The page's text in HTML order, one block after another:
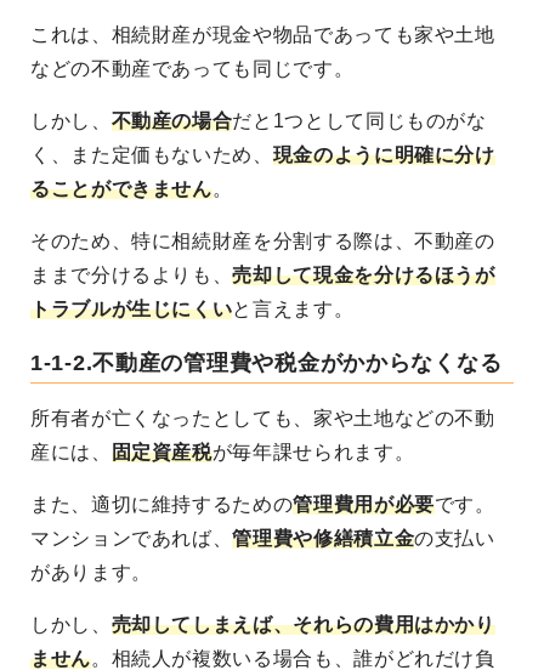
これは、相続財産が現金や物品であっても家や土地
などの不動産であっても同じです。
しかし、 不動産の場合だと1つとして同じものがな
く、また定価もないため、 現金のように明確に分け
ることができません。
そのため、特に相続財産を分割する際は、不動産の
ままで分けるよりも、売却して現金を分けるほうが
トラブルが生じにくいと言えます。
1-1-2.不動産の管理費や税金がかからなくなる
所有者が亡くなったとしても、 家や土地などの不動
産には、 固定資産税が毎年課せられます 。
また、適切に維持するための管理費用が必要です。
マンションであれば、管理費や修繕積立金の支払い
があります。
しかし、 売却してしまえば、それらの費用はかかり
ません。相続人が複数いる場合も、誰がどれだけ負